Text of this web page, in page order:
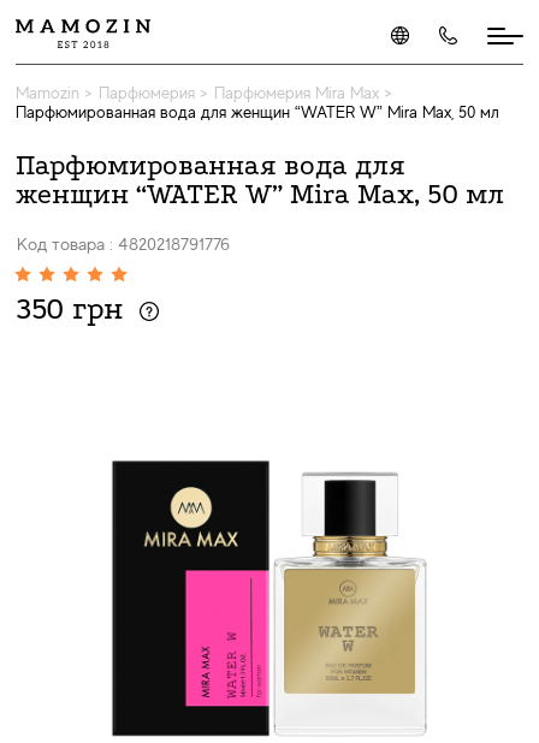
Mamozin > Парфюмерия > Парфюмерия Mira Max >
Парфюмированная вода для женщин “WATER W” Mira Max, 50 мл
Парфюмированная вода для
женщин “WATER W” Mira Max, 50 мл
Код товара : 4820218791776
350 грн